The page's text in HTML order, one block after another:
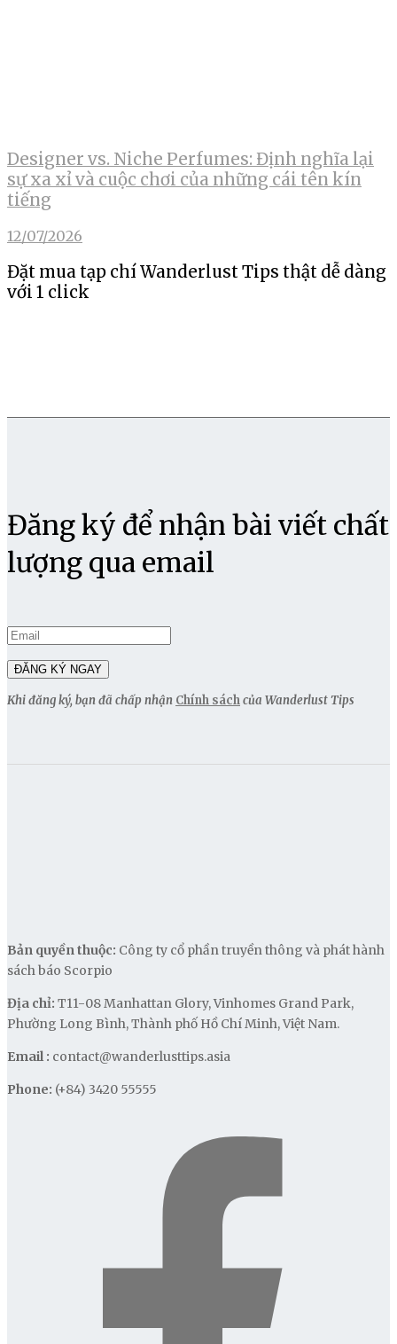
Designer vs. Niche Perfumes: Định nghĩa lại
sự xa xỉ và cuộc chơi của những cái tên kín
tiếng
12/07/2026
Đặt mua tạp chí Wanderlust Tips thật dễ dàng
với 1 click
Đăng ký để nhận bài viết chất
lượng qua email
Khi đăng ký, bạn đã chấp nhận Chính sáchcủa Wanderlust Tips
Bản quyền thuộc: Công ty cổ phần truyền thông và phát hành
sách báo Scorpio
Địa chỉ: T11-08 Manhattan Glory, Vinhomes Grand Park,
Phường Long Bình, Thành phố Hồ Chí Minh, Việt Nam.
Email : contact@wanderlusttips.asia
Phone: (+84) 3420 55555